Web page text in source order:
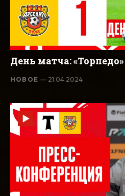
День матча: «Торпедо»
НОВОЕ— 21.04.2024